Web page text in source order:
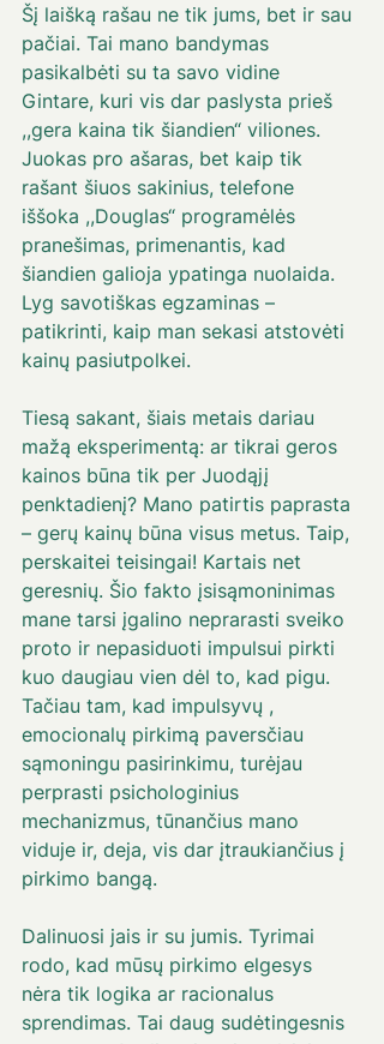
Šį laišką rašau ne tik jums, bet ir sau
pačiai. Tai mano bandymas
pasikalbėti su ta savo vidine
Gintare, kuri vis dar paslysta prieš
,,gera kaina tik šiandien“ viliones.
Juokas pro ašaras, bet kaip tik
rašant šiuos sakinius, telefone
iššoka ,,Douglas“ programėlės
pranešimas, primenantis, kad
šiandien galioja ypatinga nuolaida.
Lyg savotiškas egzaminas –
patikrinti, kaip man sekasi atstovėti
kainų pasiutpolkei.
Tiesą sakant, šiais metais dariau
mažą eksperimentą: ar tikrai geros
kainos būna tik per Juodąjį
penktadienį? Mano patirtis paprasta
– gerų kainų būna visus metus. Taip,
perskaitei teisingai! Kartais net
geresnių. Šio fakto įsisąmoninimas
mane tarsi įgalino neprarasti sveiko
proto ir nepasiduoti impulsui pirkti
kuo daugiau vien dėl to, kad pigu.
Tačiau tam, kad impulsyvų ,
emocionalų pirkimą paversčiau
sąmoningu pasirinkimu, turėjau
perprasti psichologinius
mechanizmus, tūnančius mano
viduje ir, deja, vis dar įtraukiančius į
pirkimo bangą.
Dalinuosi jais ir su jumis. Tyrimai
rodo, kad mūsų pirkimo elgesys
nėra tik logika ar racionalus
sprendimas. Tai daug sudėtingesnis